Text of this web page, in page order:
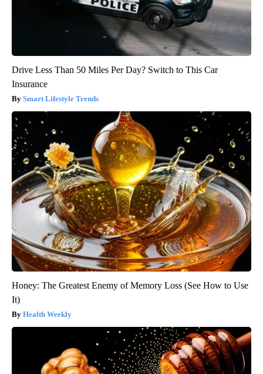
Drive Less Than 50 Miles Per Day? Switch to This Car
Insurance
Smart Lifestyle Trends
Honey: The Greatest Enemy of Memory Loss (See How to Use
It)
Health Weekly